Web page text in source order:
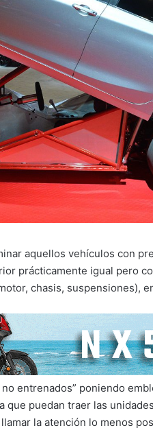
aquellos vehículos con
prácticamente igual pero
chasis, suspensiones),
entrenados” poniendo
puedan traer las
la atención lo menos